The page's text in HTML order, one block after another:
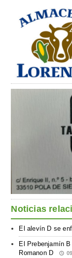
Noticias
El alevín D se
El Prebenjamín
Romanon D